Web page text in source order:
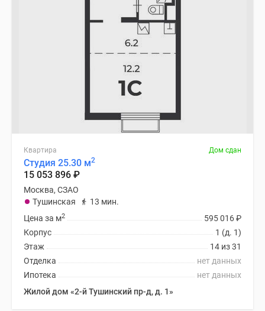
Квартира Дом сдан
Студия 25.30 м2
15 053 896 ₽
Москва, СЗАО
Тушинская
13 мин.
595 016₽
Цена за м2
1 (д. 1)
Корпус
14 из 31
Этаж
нет данных
Отделка
нет данных
Ипотека
Жилой дом «2-й Тушинский пр-д, д. 1»